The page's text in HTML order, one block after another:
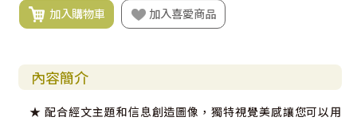
加入購物車 加入喜愛商品
內容簡介
★ 配合經文主題和信息創造圖像，獨特視覺美感讓您可以用